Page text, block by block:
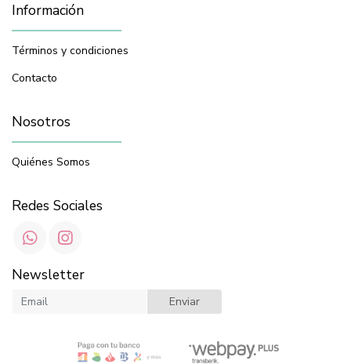
Información
Términos y condiciones
Contacto
Nosotros
Quiénes Somos
Redes Sociales
Newsletter
Enviar